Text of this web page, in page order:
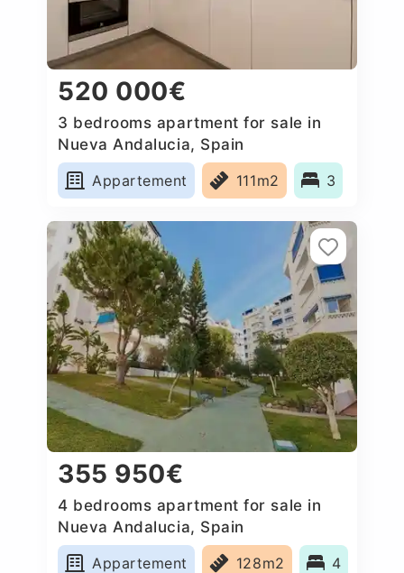
520 000€
3 bedrooms apartment for sale in
Nueva Andalucia, Spain
Appartement
111m2 3
355 950€
4 bedrooms apartment for sale in
Nueva Andalucia, Spain
Appartement
128m2 4